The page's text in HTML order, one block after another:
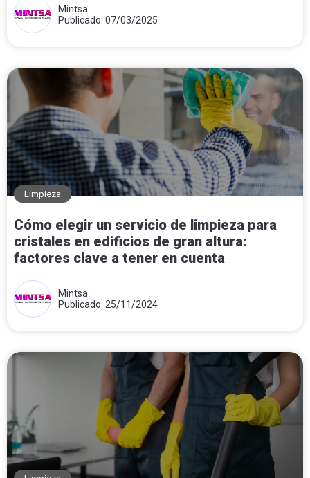
Mintsa
Publicado: 07/03/2025
Limpieza
Cómo elegir un servicio de limpieza para
cristales en edificios de gran altura:
factores clave a tener en cuenta
Mintsa
Publicado: 25/11/2024